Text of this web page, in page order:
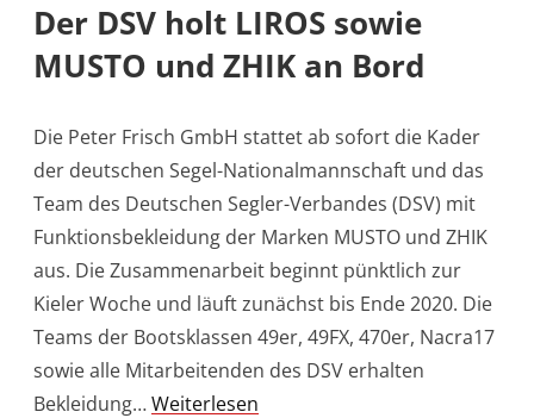
Der DSV holt LIROS sowie
MUSTO und ZHIK an Bord
Die Peter Frisch GmbH stattet ab sofort die Kader
der deutschen Segel-Nationalmannschaft und das
Team des Deutschen Segler-Verbandes (DSV) mit
Funktionsbekleidung der Marken MUSTO und ZHIK
aus. Die Zusammenarbeit beginnt pünktlich zur
Kieler Woche und läuft zunächst bis Ende 2020. Die
Teams der Bootsklassen 49er, 49FX, 470er, Nacra17
sowie alle Mitarbeitenden des DSV erhalten
Bekleidung…Weiterlesen